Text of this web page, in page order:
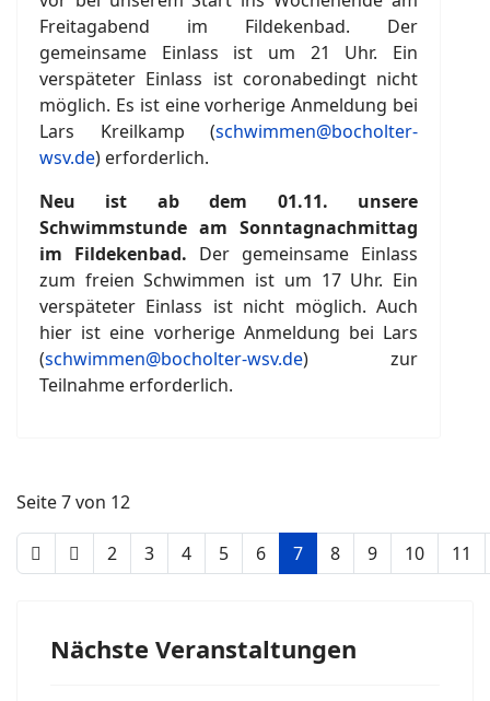
Freitagabend im Fildekenbad. Der
gemeinsame Einlass ist um 21 Uhr. Ein
verspäteter Einlass ist coronabedingt nicht
möglich. Es ist eine vorherige Anmeldung bei
Lars Kreilkamp (schwimmen@bocholter-
wsv.de) erforderlich.
Neu ist ab dem 01.11. unsere
Schwimmstunde am Sonntagnachmittag
im Fildekenbad. Der gemeinsame Einlass
zum freien Schwimmen ist um 17 Uhr. Ein
verspäteter Einlass ist nicht möglich. Auch
hier ist eine vorherige Anmeldung bei Lars
(schwimmen@bocholter-wsv.de) zur
Teilnahme erforderlich.
Seite 7 von 12
2 3 4 5 6 7 8 9 10 11
Nächste Veranstaltungen